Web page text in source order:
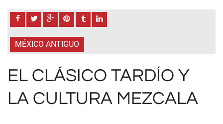
MÉXICO ANTIGUO
EL CLÁSICO TARDÍO Y
LA CULTURA MEZCALA